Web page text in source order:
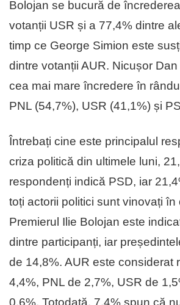
Bolojan se bucură de
votanții USR și a 77,4% dintre
timp ce George Simion este
dintre votanții AUR. Nicușor
cea mai mare încredere în
PNL (54,7%), USR (41,1%) și
Întrebați cine este principalul
criza politică din ultimele luni,
respondenți indică PSD, iar
toți actorii politici sunt vinovați în
Premierul Ilie Bolojan este
dintre participanți, iar
de 14,8%. AUR este considerat
4,4%, PNL de 2,7%, USR de
0,6%. Totodată, 7,4% spun că